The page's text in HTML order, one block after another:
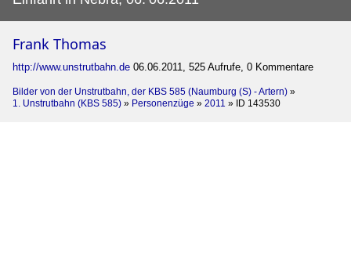
Frank Thomas
http://www.unstrutbahn.de 06.06.2011, 525 Aufrufe, 0 Kommentare
Bilder von der Unstrutbahn, der KBS 585 (Naumburg (S) - Artern) »
1. Unstrutbahn (KBS 585) » Personenzüge » 2011 » ID 143530